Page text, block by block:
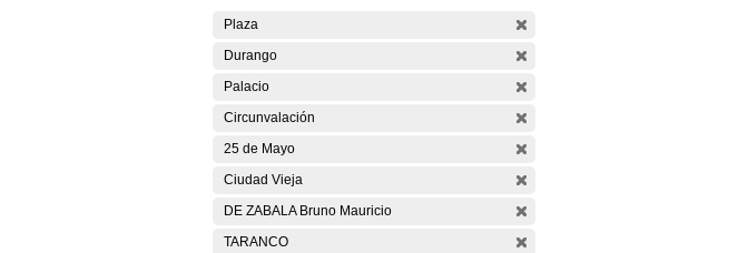
Plaza
Durango
Palacio
Circunvalación
25 de Mayo
Ciudad Vieja
DE ZABALA Bruno Mauricio
TARANCO